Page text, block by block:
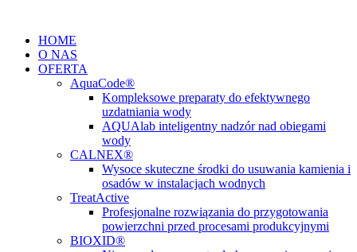
treści
HOME
O NAS
OFERTA
AquaCode®
Kompleksowe preparaty do efektywnego
uzdatniania wody
AQUAlab inteligentny nadzór nad obiegami
wody
CALNEX®
Wysoce skuteczne środki do usuwania kamienia i
osadów w instalacjach wodnych
TreatActive
Profesjonalne rozwiązania do przygotowania
powierzchni przed procesami produkcyjnymi
BIOXID®